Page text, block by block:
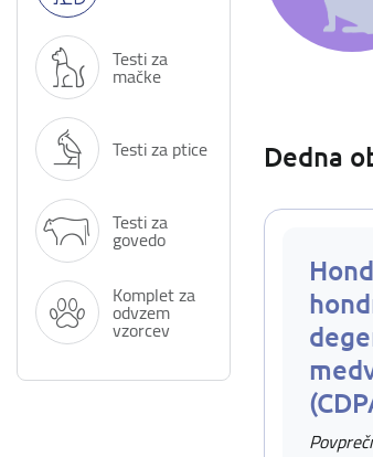
Testi za
mačke
Testi za ptice
Testi za
govedo
Komplet za
odvzem
vzorcev
Dedna